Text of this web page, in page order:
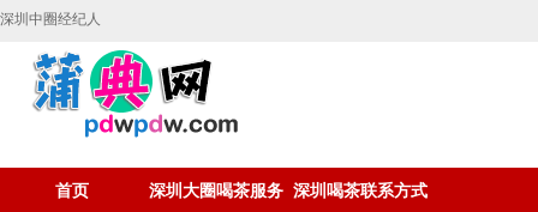
深圳中圈经纪人
首页 深圳大圈喝茶服务 深圳喝茶联系方式